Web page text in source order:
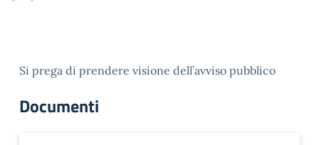
Si prega di prendere visione dell’avviso pubblico
Documenti